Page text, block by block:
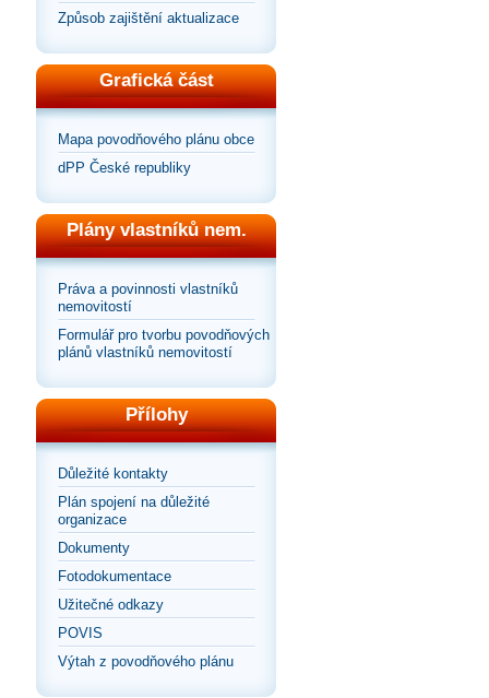
Způsob zajištění aktualizace
Grafická část
Mapa povodňového plánu obce
dPP České republiky
Plány vlastníků nem.
Práva a povinnosti vlastníků
nemovitostí
Formulář pro tvorbu povodňových
plánů vlastníků nemovitostí
Přílohy
Důležité kontakty
Plán spojení na důležité
organizace
Dokumenty
Fotodokumentace
Užitečné odkazy
POVIS
Výtah z povodňového plánu